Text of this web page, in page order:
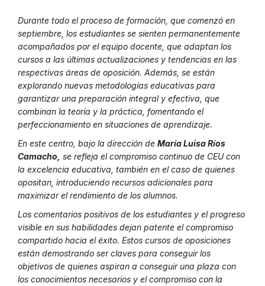
Durante todo el proceso de formación, que comenzó en
septiembre, los estudiantes se sienten permanentemente
acompañados por el equipo docente, que adaptan los
cursos a las últimas actualizaciones y tendencias en las
respectivas áreas de oposición. Además, se están
explorando nuevas metodologías educativas para
garantizar una preparación integral y efectiva, que
combinan la teoría y la práctica, fomentando el
perfeccionamiento en situaciones de aprendizaje.
En este centro, bajo la dirección de María Luisa Ríos
Camacho, se refleja el compromiso continuo de CEU con
la excelencia educativa, también en el caso de quienes
opositan, introduciendo recursos adicionales para
maximizar el rendimiento de los alumnos.
Los comentarios positivos de los estudiantes y el progreso
visible en sus habilidades dejan patente el compromiso
compartido hacia el éxito. Estos cursos de oposiciones
están demostrando ser claves para conseguir los
objetivos de quienes aspiran a conseguir una plaza con
los conocimientos necesarios y el compromiso con la